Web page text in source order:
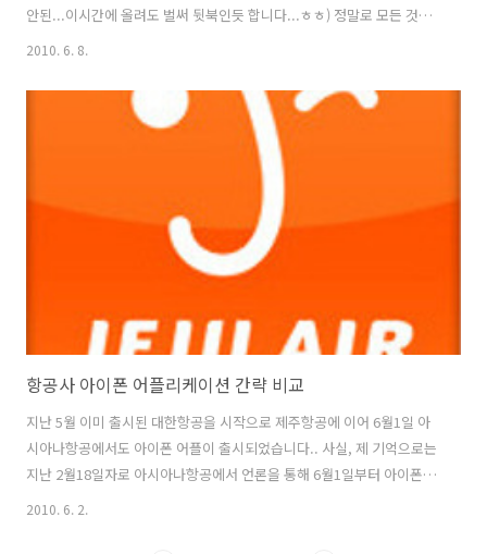
안된...이시간에 올려도 벌써 뒷북인듯 합니다...ㅎㅎ) 정말로 모든 것이
낯선 광경입니다. 그동안 아이폰은 특히나 국내시장에서 많은 것을 변화
시키고 있는데요.. 이번에도 또한번 세상이 변할지도 모르겠습니다... 아
이폰때문에 정말 사람들의 생각이 변하고 있습니다. 이번의 아이폰4 도
색상은 화이트와 블랙 두가지로 출시가 되는군요... 이미, 많은 분들이 내
2010. 6. 8.
항공사 아이폰 어플리케이션 간략 비교
지난 5월 이미 출시된 대한항공을 시작으로 제주항공에 이어 6월1일 아
시아나항공에서도 아이폰 어플이 출시되었습니다.. 사실, 제 기억으로는
지난 2월18일자로 아시아나항공에서 언론을 통해 6월1일부터 아이폰 어
플리케이션 서비스를 제공하겠다며, 국내 항공사 중에서는 제일 먼저 발
2010. 6. 2.